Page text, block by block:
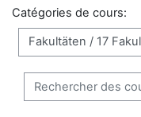
Catégories de cours:
Rechercher des cours